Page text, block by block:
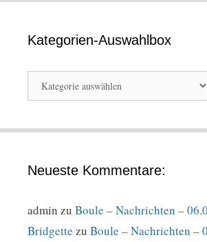
Kategorien-Auswahlbox
Kategorien-
Auswahlbox
Neueste Kommentare:
admin zu Boule – Nachrichten –
Bridgette zu Boule – Nachrichten –